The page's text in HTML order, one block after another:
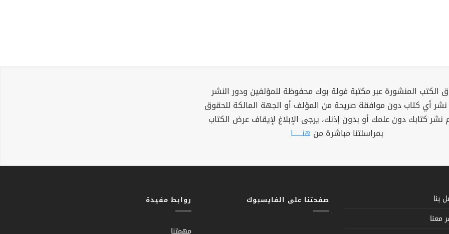
الكتب المنشورة عبر مكتبة فولة بوك محفوظة للمؤلفين ودور النشر
نشر أي كتاب دون موافقة صريحة من المؤلف أو الجهة المالكة للحقوق
نشر كتابك دون علمك أو بدون إذنك، يرجى الإبلاغ لإيقاف عرض الكتاب
بمراسلتنا مباشرة من هنــــــا
بنا
معنا
صفحتنا على الفايسبوك روابط مفيدة
مهمتنا